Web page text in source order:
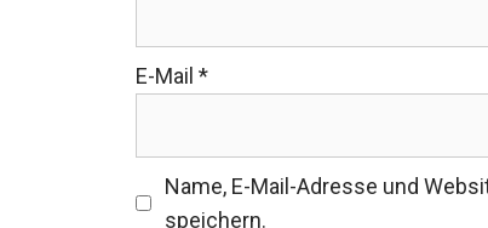
E-Mail *
Name, E-Mail-Adresse und
speichern.